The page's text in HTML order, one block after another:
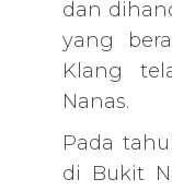
dan
yang
Klang
Nanas.
Pada
di Bukit